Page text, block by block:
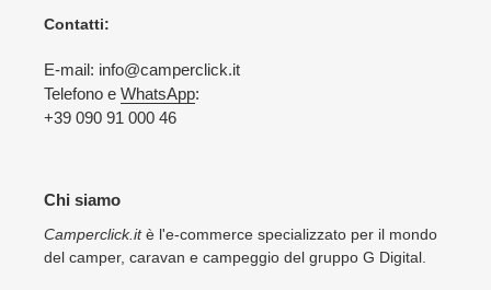
Contatti:
E-mail: info@camperclick.it
Telefono e WhatsApp:
+39 090 91 000 46
Chi siamo
Camperclick.itè l'e-commerce specializzato per il mondo
del camper, caravan e campeggio del gruppo G Digital.